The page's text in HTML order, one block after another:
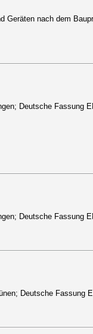
Geräten nach dem
Deutsche Fassung
Deutsche Fassung
Deutsche Fassung